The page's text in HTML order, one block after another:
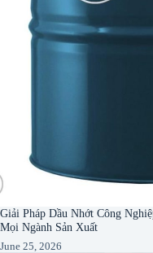
Giải Pháp Dầu Nhớt Công
Mọi Ngành Sản Xuất
June 25, 2026